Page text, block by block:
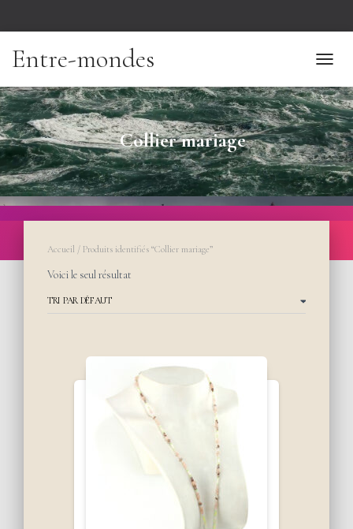
Entre-mondes
Collier mariage
Accueil / Produits identifiés “Collier mariage”
Voici le seul résultat